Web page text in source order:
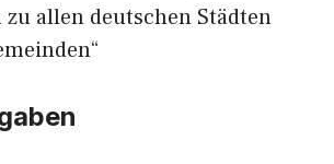
zu allen deutschen Städten